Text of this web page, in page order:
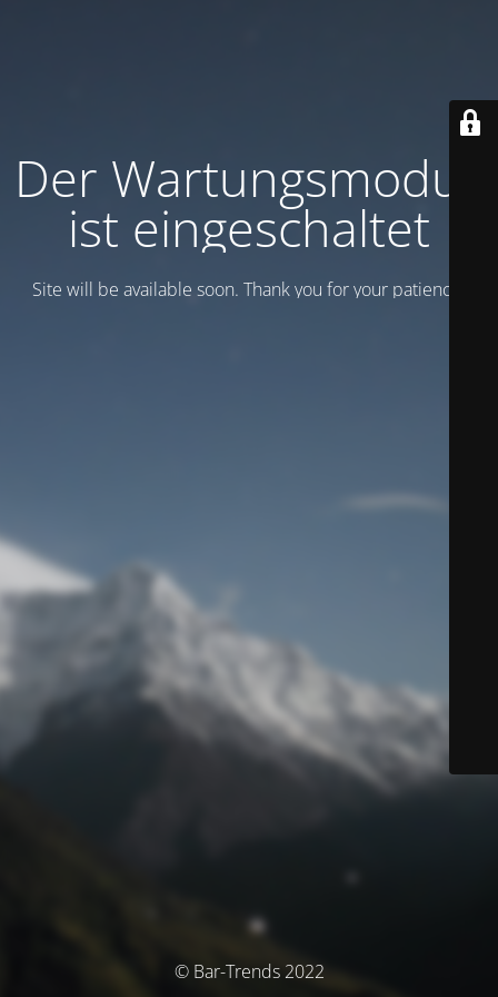
Der Wartungsmodus
ist eingeschaltet
Site will be available soon. Thank you for your patience!
© Bar-Trends 2022